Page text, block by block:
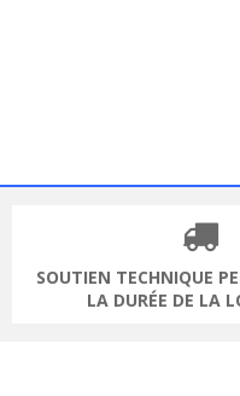
SOUTIEN TECHNIQUE
LA DURÉE DE LA